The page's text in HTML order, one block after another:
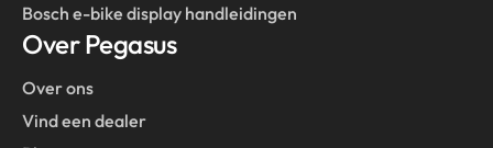
Bosch e-bike display handleidingen
Over Pegasus
Over ons
Vind een dealer